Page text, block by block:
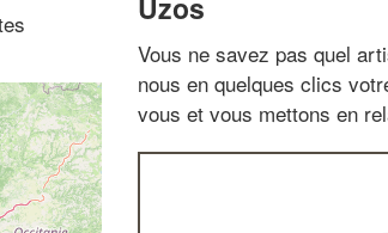
Vous ne savez pas quel
nous en quelques clics
vous et vous mettons en